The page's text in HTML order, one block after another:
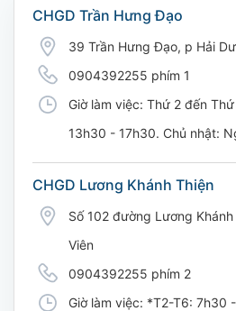
CHGD Trần Hưng Đạo
39 Trần Hưng Đạo, p Hải
0904392255 phím 1
Giờ làm việc: Thứ 2 đến
13h30 - 17h30. Chủ nhật:
CHGD Lương Khánh Thiện
Số 102 đường Lương
Viên
0904392255 phím 2
Giờ làm việc: *T2-T6: 7h30